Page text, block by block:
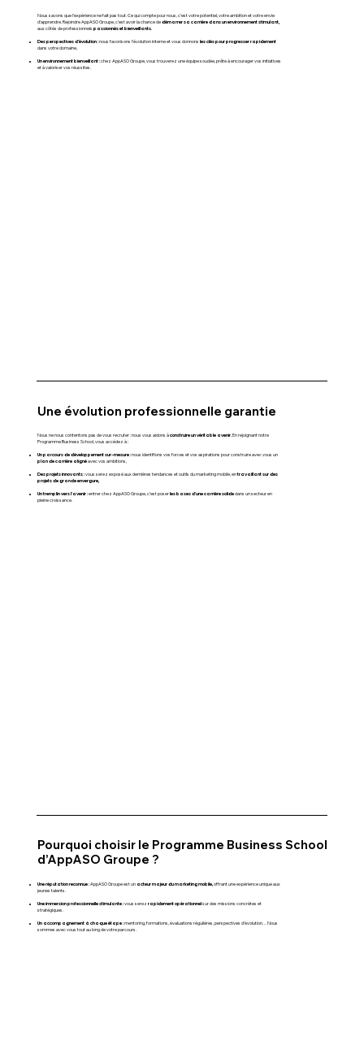
Nous savons que l’expérience ne fait pas tout. Ce qui compte pour nous, c’est votre potentiel, votre ambition et votre envie
d’apprendre. Rejoindre AppASO Groupe, c’est avoir la chance dedémarrer sa carrière dans un environnement stimulant,
aux côtés de professionnels passionnés et bienveillants.
Des perspectives d’évolution :nous favorisons l’évolution interne et vous donnons les clés pour progresser rapidement
dans votre domaine,
Un environnement bienveillant :chez AppASO Groupe, vous trouverez une équipe soudée, prête à encourager vos initiatives
et à valoriser vos réussites.
Une évolution professionnelle garantie
Nous ne nous contentons pas de vous recruter : nous vous aidons àconstruire un véritable avenir.En rejoignant notre
Programme Business School, vous accédez à :
Un parcours de développement sur-mesure :nous identifions vos forces et vos aspirations pour construire avec vous un
plan de carrière alignéavec vos ambitions,
Des projets innovants :vous serez exposé aux dernières tendances et outils du marketing mobile, entravaillant sur des
projets de grande envergure,
Un tremplin vers l’avenir :entrer chez AppASO Groupe, c’est poserles bases d’une carrière solidedans un secteur en
pleine croissance.
Pourquoi choisir le Programme Business School
d’AppASO Groupe ?
Une réputation reconnue :AppASO Groupe est un acteur majeur du marketing mobile, offrant une expérience unique aux
jeunes talents.
Une immersion professionnelle stimulante :vous serez rapidement opérationnelsur des missions concrètes et
stratégiques.
Un accompagnement à chaque étape :mentoring, formations, évaluations régulières, perspectives d’évolution… Nous
sommes avec vous tout au long de votre parcours.